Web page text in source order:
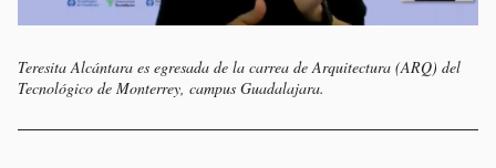
Teresita Alcántara es egresada de la carrea de Arquitectura (ARQ) del
Tecnológico de Monterrey, campus Guadalajara.